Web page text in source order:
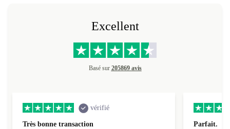
Excellent
Basé sur 205869 avis
vérifié
Très bonne transaction
Parfait.